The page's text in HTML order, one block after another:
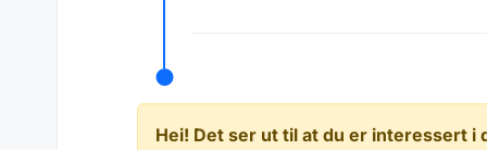
Hei! Det ser ut til at du er interessert i